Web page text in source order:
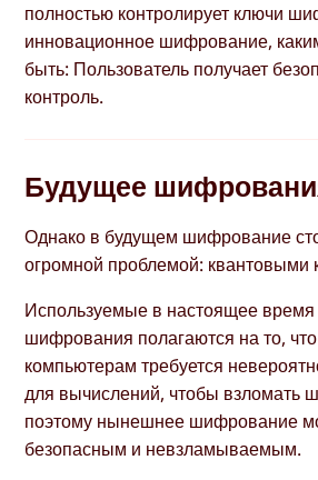
полностью контролирует ключи
инновационное шифрование,
быть: Пользователь получает
контроль.
Будущее
Однако в будущем шифрование
огромной проблемой: квантовыми
Используемые в настоящее
шифрования полагаются на то,
компьютерам требуется
для вычислений, чтобы взломать
поэтому нынешнее шифрование
безопасным и невзламываемым.